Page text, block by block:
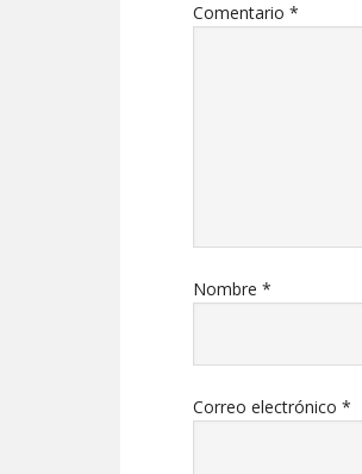
Comentario *
Nombre *
Correo electrónico *